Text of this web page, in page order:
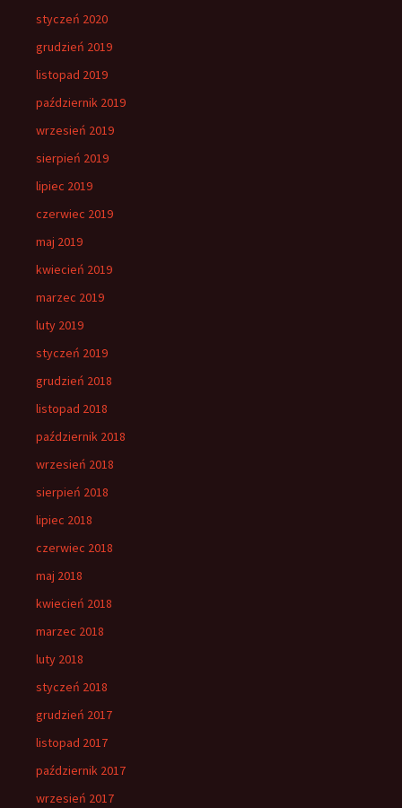
styczeń 2020
grudzień 2019
listopad 2019
październik 2019
wrzesień 2019
sierpień 2019
lipiec 2019
czerwiec 2019
maj 2019
kwiecień 2019
marzec 2019
luty 2019
styczeń 2019
grudzień 2018
listopad 2018
październik 2018
wrzesień 2018
sierpień 2018
lipiec 2018
czerwiec 2018
maj 2018
kwiecień 2018
marzec 2018
luty 2018
styczeń 2018
grudzień 2017
listopad 2017
październik 2017
wrzesień 2017